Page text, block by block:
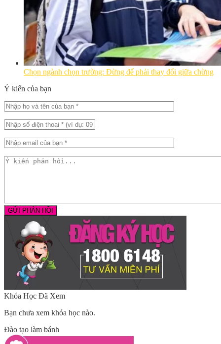
Chọn ngành chọn trường: Đừng để phải thay đổi giữa chừng
Ý kiến của bạn
Khóa Học Đã Xem
Bạn chưa xem khóa học nào.
Đào tạo làm bánh